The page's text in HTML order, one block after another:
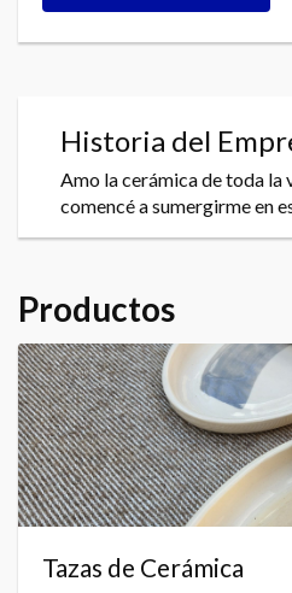
Historia del
Amo la cerámica de toda la
comencé a sumergirme en
Productos
Tazas de Cerámica